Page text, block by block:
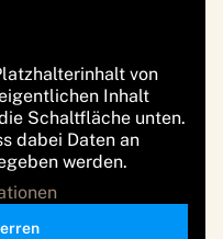
von
Inhalt
Schaltfläche unten.
dabei Daten an
werden.